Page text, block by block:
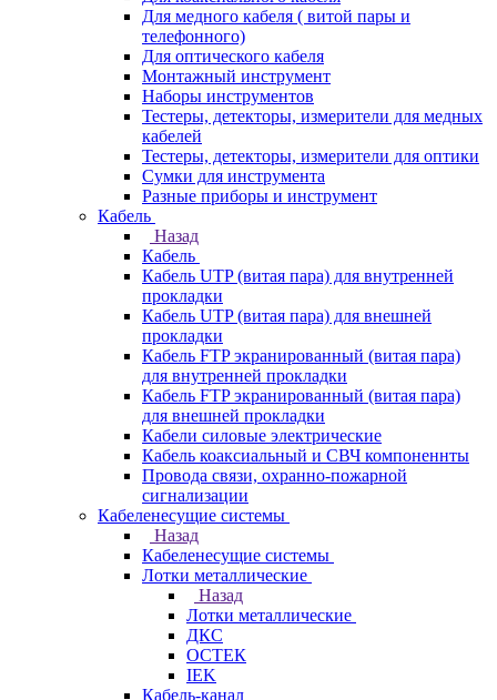
Для медного кабеля ( витой пары и
телефонного)
Для оптического кабеля
Монтажный инструмент
Наборы инструментов
Тестеры, детекторы, измерители для медных
кабелей
Тестеры, детекторы, измерители для оптики
Сумки для инструмента
Разные приборы и инструмент
Кабель
Назад
Кабель
Кабель UTP (витая пара) для внутренней
прокладки
Кабель UTP (витая пара) для внешней
прокладки
Кабель FTP экранированный (витая пара)
для внутренней прокладки
Кабель FTP экранированный (витая пара)
для внешней прокладки
Кабели силовые электрические
Кабель коаксиальный и СВЧ компоненнты
Провода связи, охранно-пожарной
сигнализации
Кабеленесущие системы
Назад
Кабеленесущие системы
Лотки металлические
Назад
Лотки металлические
ДКС
ОСТЕК
IEK
Кабель-канал